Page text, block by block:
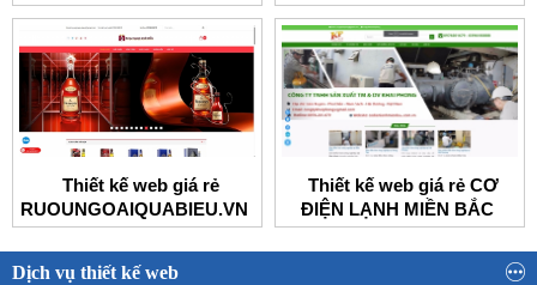
Thiết kế web giá rẻ
RUOUNGOAIQUABIEU.VN
Thiết kế web giá rẻ CƠ
ĐIỆN LẠNH MIỀN BẮC
Dịch vụ thiết kế web